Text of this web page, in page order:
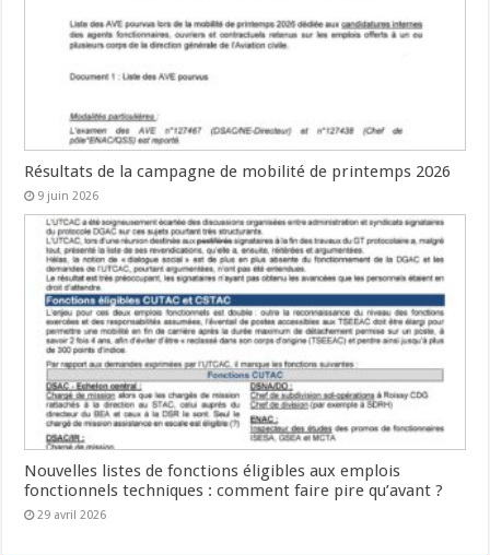
Résultats de la campagne de mobilité de printemps 2026
9 juin 2026
Nouvelles listes de fonctions éligibles aux emplois
fonctionnels techniques : comment faire pire qu’avant ?
29 avril 2026